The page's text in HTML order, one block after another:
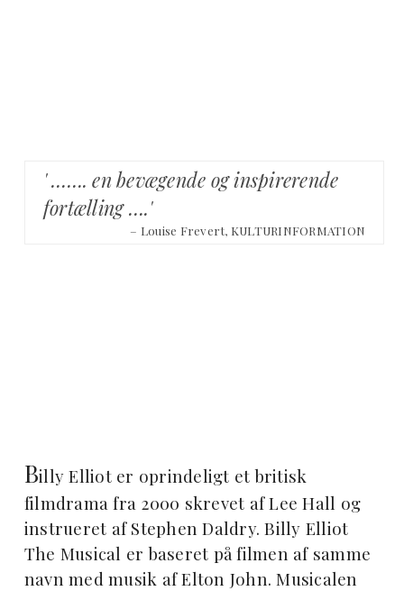
' ……. en bevægende og inspirerende
fortælling ….'
– Louise Frevert, KULTURINFORMATION
Billy Elliot er oprindeligt et britisk
filmdrama fra 2000 skrevet af Lee Hall og
instrueret af Stephen Daldry. Billy Elliot
The Musical er baseret på filmen af samme
navn med musik af Elton John. Musicalen